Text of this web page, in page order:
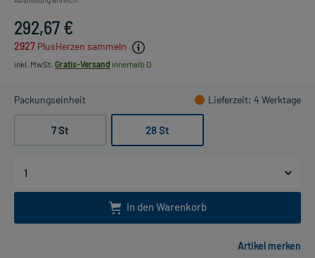
292,67 €
2927 PlusHerzen sammeln
inkl. MwSt. Gratis-Versand innerhalb D.
Packungseinheit Lieferzeit: 4 Werktage
7 St 28 St
In den Warenkorb